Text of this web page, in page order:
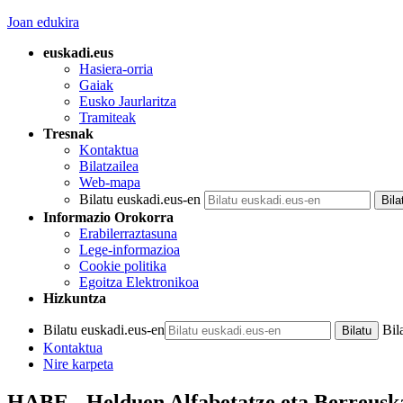
Joan edukira
euskadi.eus
Hasiera-orria
Gaiak
Eusko Jaurlaritza
Tramiteak
Tresnak
Kontaktua
Bilatzailea
Web-mapa
Bilatu euskadi.eus-en
Informazio Orokorra
Erabilerraztasuna
Lege-informazioa
Cookie politika
Egoitza Elektronikoa
Hizkuntza
Bilatu euskadi.eus-en
Kontaktua
Nire karpeta